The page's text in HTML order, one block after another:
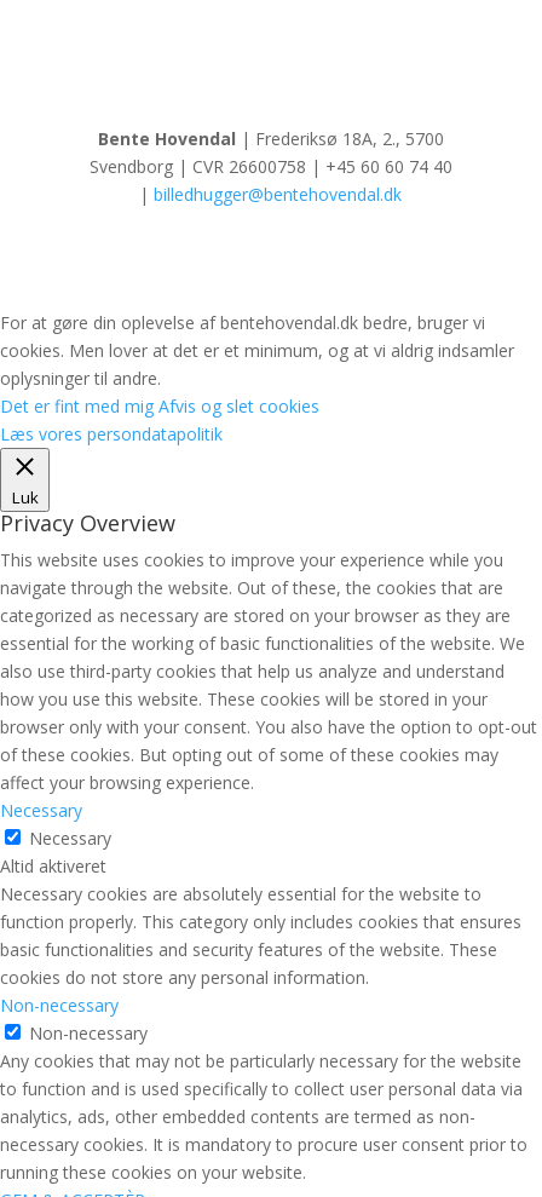
Bente Hovendal | Frederiksø 18A, 2., 5700
Svendborg | CVR 26600758 | +45 60 60 74 40
|billedhugger@bentehovendal.dk
For at gøre din oplevelse af bentehovendal.dk bedre, bruger vi
cookies. Men lover at det er et minimum, og at vi aldrig indsamler
oplysninger til andre.
Det er fint med mig Afvis og slet cookies
Læs vores persondatapolitik
Luk
Privacy Overview
This website uses cookies to improve your experience while you
navigate through the website. Out of these, the cookies that are
categorized as necessary are stored on your browser as they are
essential for the working of basic functionalities of the website. We
also use third-party cookies that help us analyze and understand
how you use this website. These cookies will be stored in your
browser only with your consent. You also have the option to opt-out
of these cookies. But opting out of some of these cookies may
affect your browsing experience.
Necessary
Necessary
Altid aktiveret
Necessary cookies are absolutely essential for the website to
function properly. This category only includes cookies that ensures
basic functionalities and security features of the website. These
cookies do not store any personal information.
Non-necessary
Non-necessary
Any cookies that may not be particularly necessary for the website
to function and is used specifically to collect user personal data via
analytics, ads, other embedded contents are termed as non-
necessary cookies. It is mandatory to procure user consent prior to
running these cookies on your website.